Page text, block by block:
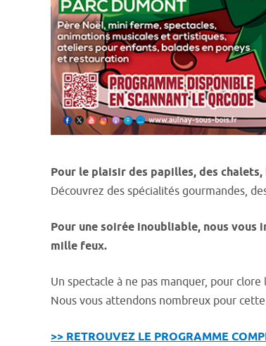
Pour le plaisir des papilles, des
Découvrez des spécialités gourmandes,
Pour une soirée inoubliable, nous vous
mille feux.
Un spectacle à ne pas manquer, pour
Nous vous attendons nombreux pour
>> RETROUVEZ LE PROGRAMME